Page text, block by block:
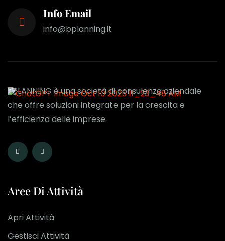
Info Email
info@bplanning.it
BPLANNING è una società di consulenza aziendale
che offre soluzioni integrate per la crescita e
l’efficienza delle imprese.
Aree Di Attività
Apri Attività
Gestisci Attività